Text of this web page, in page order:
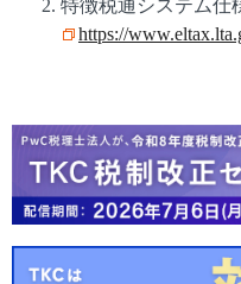
特徴税通システム仕
https://